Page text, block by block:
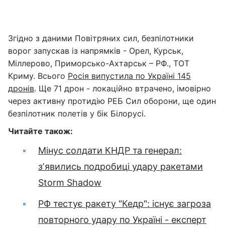
Згідно з даними Повітряних сил, безпілотники
ворог запускав із напрямків - Орел, Курськ,
Міллерово, Приморсько-Ахтарськ – РФ., ТОТ
Криму. Всього Росія випустила по Україні 145
дронів. Ще 71 дрон - локаційно втрачено, імовірно
через активну протидію РЕБ Сил оборони, ще один
безпілотник полетів у бік Білорусі.
Читайте також:
Мінус солдати КНДР та генерал:
зʼявились подробиці удару ракетами
Storm Shadow
РФ тестує ракету "Кедр": існує загроза
повторного удару по Україні - експерт